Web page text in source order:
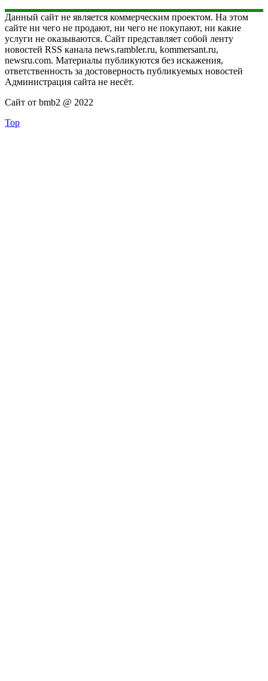
Данный сайт не является коммерческим проектом. На этом
сайте ни чего не продают, ни чего не покупают, ни какие
услуги не оказываются. Сайт представляет собой ленту
новостей RSS канала news.rambler.ru, kommersant.ru,
newsru.com. Материалы публикуются без искажения,
ответственность за достоверность публикуемых новостей
Администрация сайта не несёт.
Сайт от bmb2 @ 2022
Top